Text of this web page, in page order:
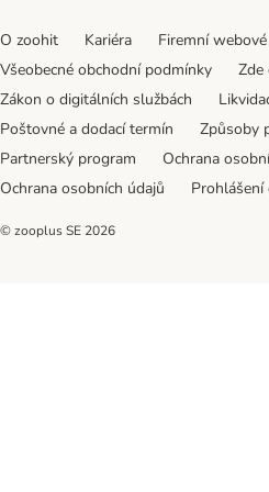
O zoohit Kariéra Firemní
Všeobecné obchodní podmínky
Zákon o digitálních službách
Poštovné a dodací termín
Způsoby
Partnerský program
Ochrana
Ochrana osobních údajů
© zooplus SE 2026